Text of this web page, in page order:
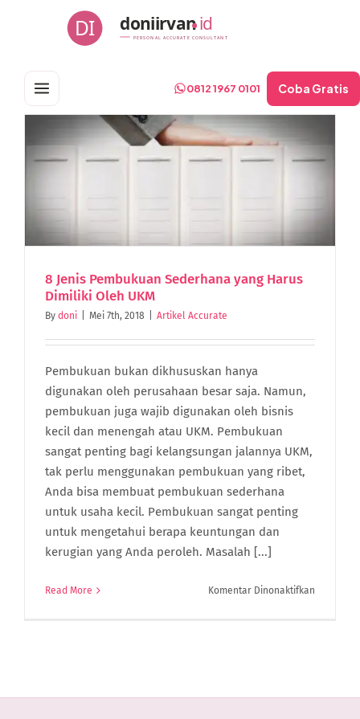
DI doniirvanid
PERSONAL ACCURATE CONSULTANT
0812 1967 0101 Coba Gratis
8 Jenis Pembukuan Sederhana yang Harus
Dimiliki Oleh UKM
By doni Mei 7th, 2018 Artikel Accurate
Pembukuan bukan dikhususkan hanya
digunakan oleh perusahaan besar saja. Namun,
pembukuan juga wajib digunakan oleh bisnis
kecil dan menengah atau UKM. Pembukuan
sangat penting bagi kelangsungan jalannya UKM,
tak perlu menggunakan pembukuan yang ribet,
Anda bisa membuat pembukuan sederhana
untuk usaha kecil. Pembukuan sangat penting
untuk mengetahui berapa keuntungan dan
kerugian yang Anda peroleh. Masalah [...]
Read More Komentar Dinonaktifkan